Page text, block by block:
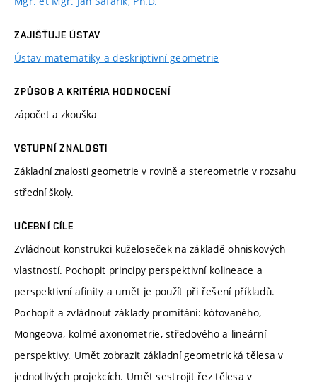
ZAJIŠŤUJE ÚSTAV
Ústav matematiky a deskriptivní geometrie
ZPŮSOB A KRITÉRIA HODNOCENÍ
zápočet a zkouška
VSTUPNÍ ZNALOSTI
Základní znalosti geometrie v rovině a stereometrie v rozsahu
střední školy.
UČEBNÍ CÍLE
Zvládnout konstrukci kuželoseček na základě ohniskových
vlastností. Pochopit principy perspektivní kolineace a
perspektivní afinity a umět je použít při řešení příkladů.
Pochopit a zvládnout základy promítání: kótovaného,
Mongeova, kolmé axonometrie, středového a lineární
perspektivy. Umět zobrazit základní geometrická tělesa v
jednotlivých projekcích. Umět sestrojit řez tělesa v